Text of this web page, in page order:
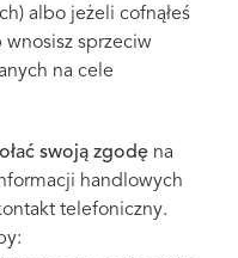
albo jeżeli cofnąłeś
sprzeciw
na cele
swoją zgodę na
handlowych
telefoniczny.